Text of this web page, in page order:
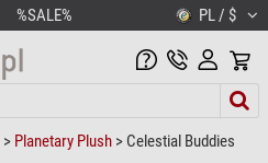
%SALE% PL / $
> Planetary Plush > Celestial Buddies